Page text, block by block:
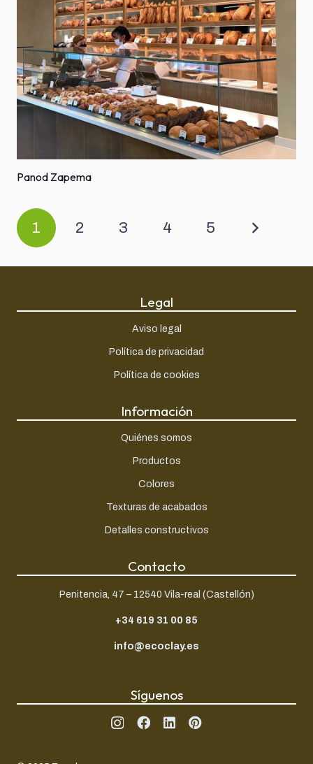
Panod Zapema
1 2 3 4 5
Legal
Aviso legal
Política de privacidad
Política de cookies
Información
Quiénes somos
Productos
Colores
Texturas de acabados
Detalles constructivos
Contacto
Penitencia, 47 – 12540 Vila-real (Castellón)
+34 619 31 00 85
info@ecoclay.es
Síguenos